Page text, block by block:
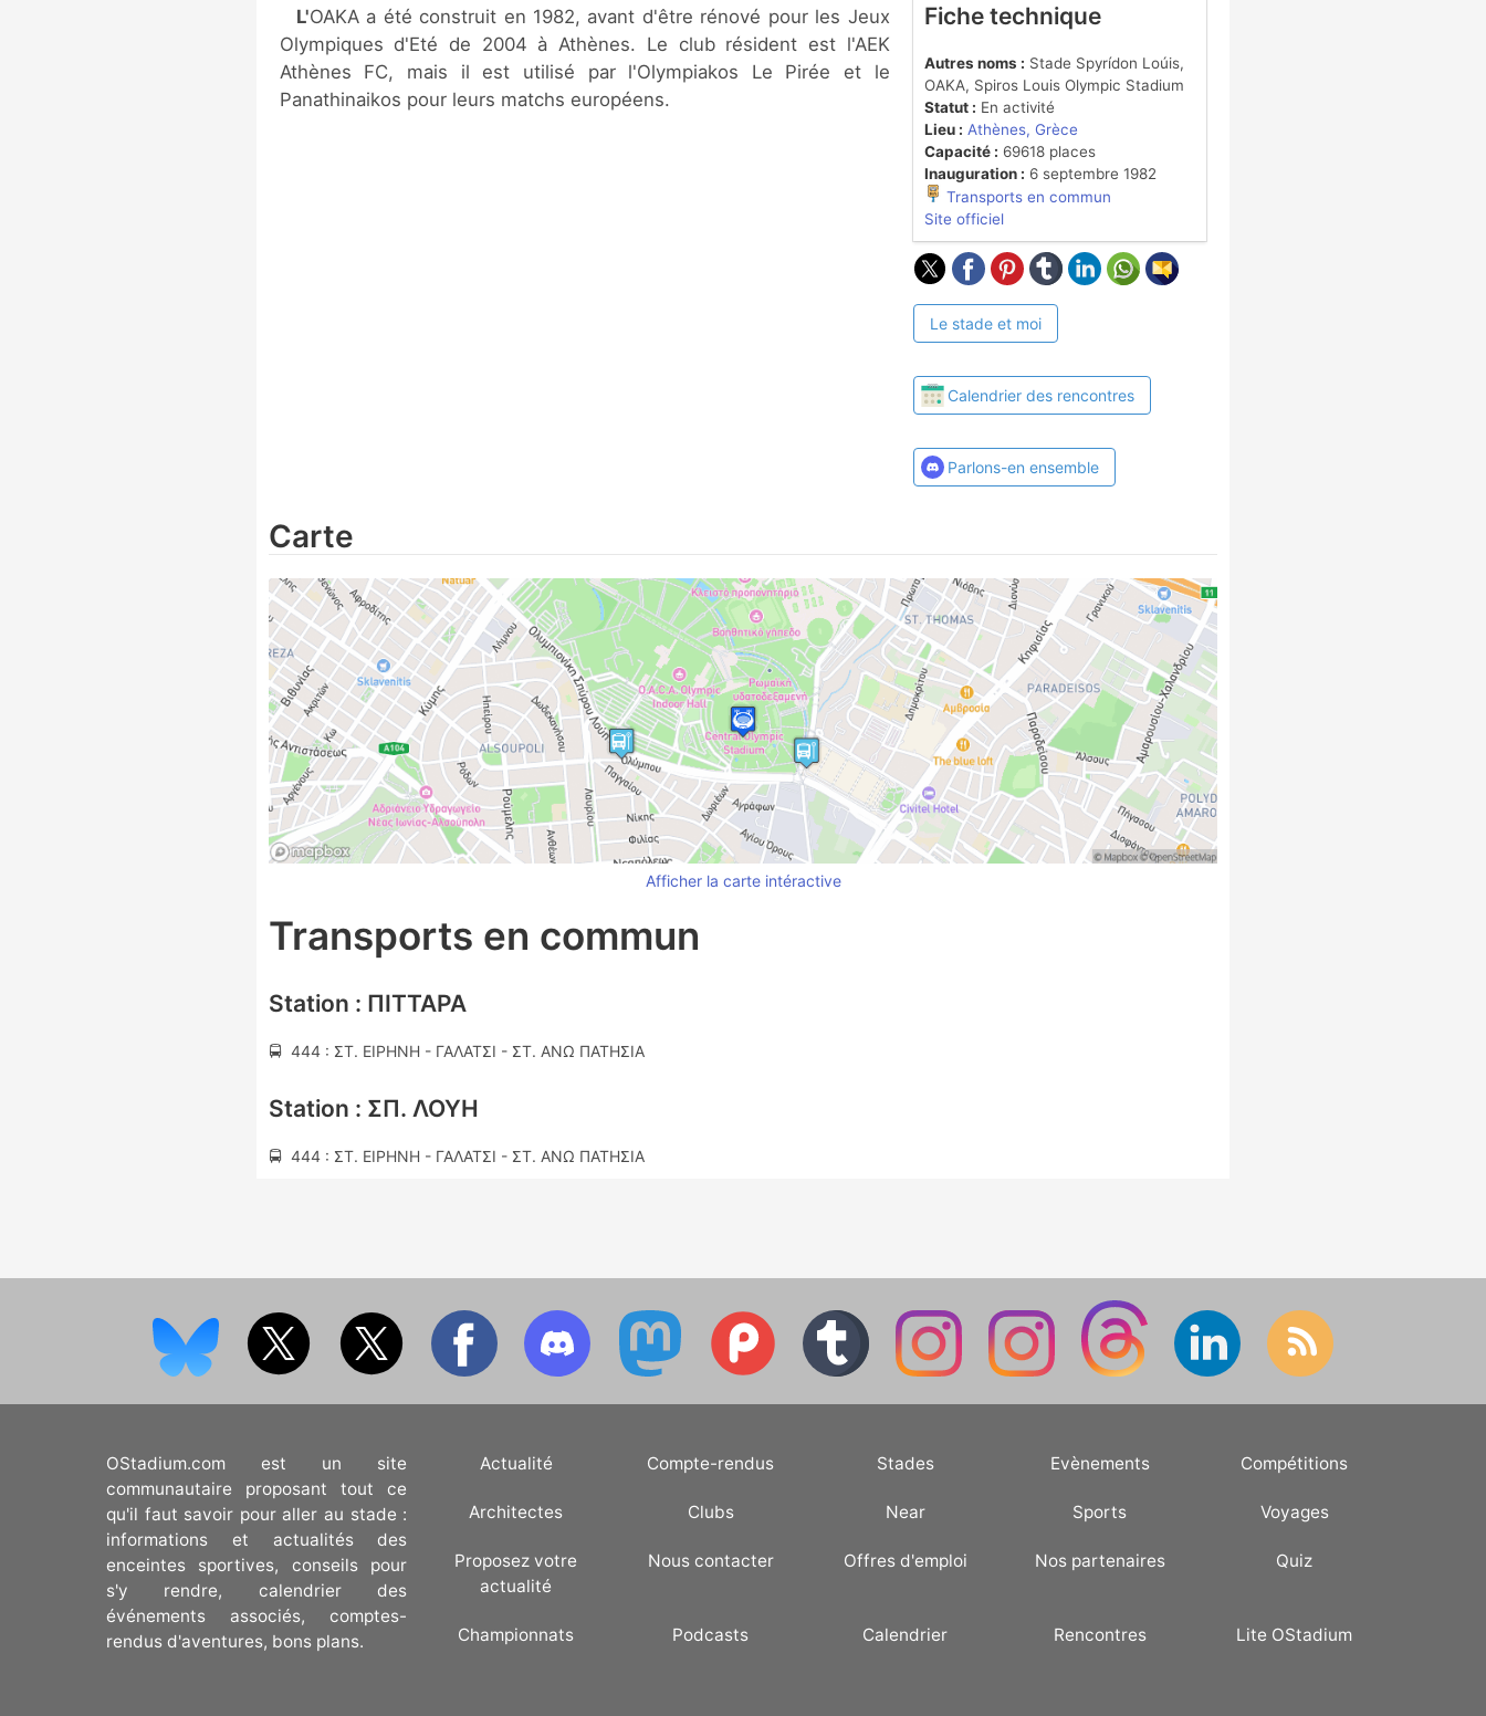
L'OAKA a été construit en 1982, avant d'être rénové pour les Jeux
Olympiques d'Eté de 2004 à Athènes. Le club résident est l'AEK
Athènes FC, mais il est utilisé par l'Olympiakos Le Pirée et le
Panathinaikos pour leurs matchs européens.
Fiche technique
Autres noms : Stade Spyrídon Loúis,
OAKA, Spiros Louis Olympic Stadium
Statut : En activité
Lieu : Athènes, Grèce
Capacité : 69618 places
Inauguration : 6 septembre 1982
Transports en commun
Site officiel
Le stade et moi
Calendrier des rencontres
Parlons-en ensemble
Carte
Afficher la carte intéractive
Transports en commun
Station : ΠΙΤΤΑΡΑ
🚍 444 : ΣΤ. ΕΙΡΗΝΗ - ΓΑΛΑΤΣΙ - ΣΤ. ΑΝΩ ΠΑΤΗΣΙΑ
Station : ΣΠ. ΛΟΥΗ
🚍 444 : ΣΤ. ΕΙΡΗΝΗ - ΓΑΛΑΤΣΙ - ΣΤ. ΑΝΩ ΠΑΤΗΣΙΑ
OStadium.com est un site
communautaire proposant tout ce
qu'il faut savoir pour aller au stade :
informations et actualités des
enceintes sportives, conseils pour
s'y rendre, calendrier des
événements associés, comptes-
rendus d'aventures, bons plans.
Actualité Compte-rendus Stades Evènements Compétitions
Architectes Clubs Near Sports Voyages
Proposez votre
actualité
Nous contacter Offres d'emploi Nos partenaires Quiz
Championnats Podcasts Calendrier Rencontres Lite OStadium